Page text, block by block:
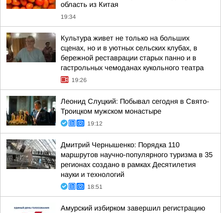
область из Китая
19:34
Культура живет не только на больших
сценах, но и в уютных сельских клубах, в
бережной реставрации старых панно и в
гастрольных чемоданах кукольного театра
19:26
Леонид Слуцкий: Побывал сегодня в Свято-
Троицком мужском монастыре
19:12
Дмитрий Чернышенко: Порядка 110
маршрутов научно-популярного туризма в 35
регионах создано в рамках Десятилетия
науки и технологий
18:51
Амурский избирком завершил регистрацию